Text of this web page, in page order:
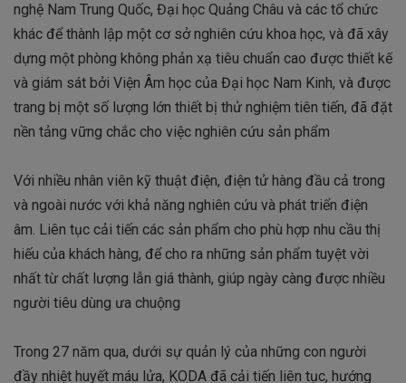
nghệ Nam Trung Quốc, Đại học Quảng Châu và các tổ chức
khác để thành lập một cơ sở nghiên cứu khoa học, và đã xây
dựng một phòng không phản xạ tiêu chuẩn cao được thiết kế
và giám sát bởi Viện Âm học của Đại học Nam Kinh, và được
trang bị một số lượng lớn thiết bị thử nghiệm tiên tiến, đã đặt
nền tảng vững chắc cho việc nghiên cứu sản phẩm
Với nhiều nhân viên kỹ thuật điện, điện tử hàng đầu cả trong
và ngoài nước với khả năng nghiên cứu và phát triển điện
âm. Liên tục cải tiến các sản phẩm cho phù hợp nhu cầu thị
hiếu của khách hàng, để cho ra những sản phẩm tuyệt vời
nhất từ chất lượng lẫn giá thành, giúp ngày càng được nhiều
người tiêu dùng ưa chuộng
Trong 27 năm qua, dưới sự quản lý của những con người
đầy nhiệt huyết máu lửa, KODA đã cải tiến liên tục, hướng